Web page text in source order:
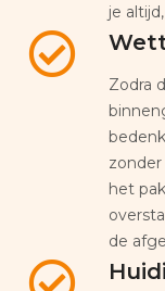
je
Zodra
het
de